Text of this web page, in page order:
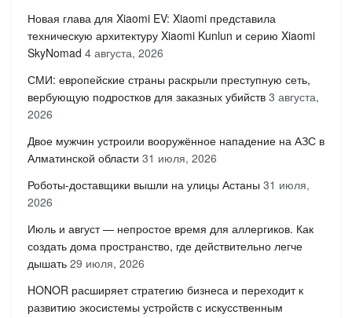
Новая глава для Xiaomi EV: Xiaomi представила
техническую архитектуру Xiaomi Kunlun и серию Xiaomi
SkyNomad 4 августа, 2026
СМИ: европейские страны раскрыли преступную сеть,
вербующую подростков для заказных убийств 3 августа,
2026
Двое мужчин устроили вооружённое нападение на АЗС в
Алматинской области 31 июля, 2026
Роботы-доставщики вышли на улицы Астаны 31 июля,
2026
Июль и август — непростое время для аллергиков. Как
создать дома пространство, где действительно легче
дышать 29 июля, 2026
HONOR расширяет стратегию бизнеса и переходит к
развитию экосистемы устройств с искусственным